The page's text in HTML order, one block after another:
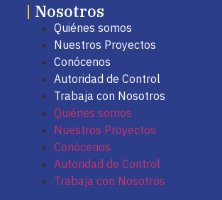
| Nosotros
Quiénes somos
Nuestros Proyectos
Conócenos
Autoridad de Control
Trabaja con Nosotros
Quiénes somos
Nuestros Proyectos
Conócenos
Autoridad de Control
Trabaja con Nosotros